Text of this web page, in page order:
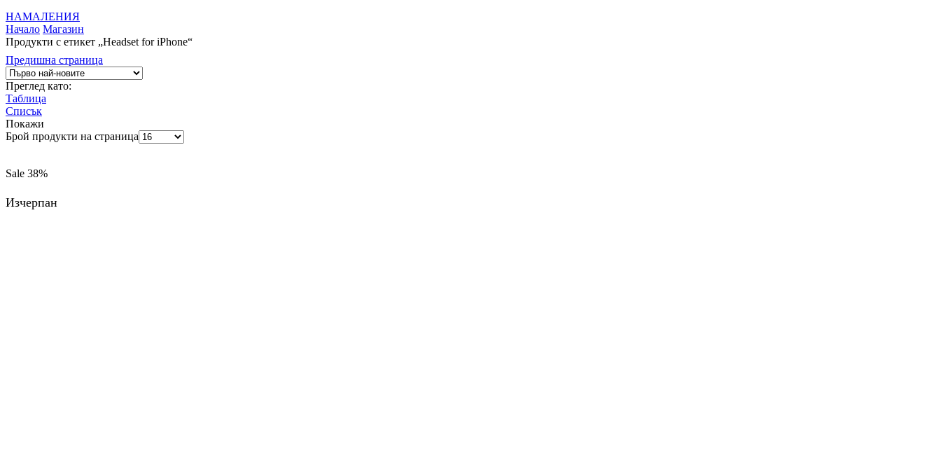
НАМАЛЕНИЯ
Начало Магазин
Продукти с етикет „Headset for iPhone“
Предишна страница
Преглед като:
Таблица
Списък
Покажи
Брой продукти на страница
Sale 38%
Изчерпан